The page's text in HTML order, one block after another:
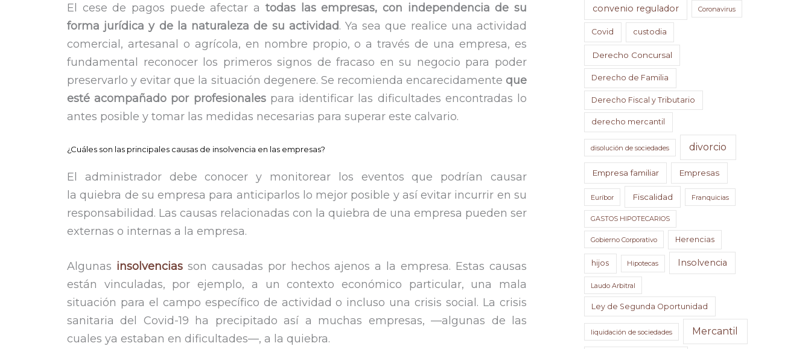
El cese de pagos puede afectar a todas las empresas, con independencia de su
forma jurídica y de la naturaleza de su actividad. Ya sea que realice una actividad
comercial, artesanal o agrícola, en nombre propio, o a través de una empresa, es
fundamental reconocer los primeros signos de fracaso en su negocio para poder
preservarlo y evitar que la situación degenere. Se recomienda encarecidamente que
esté acompañado por profesionalespara identificar las dificultades encontradas lo
antes posible y tomar las medidas necesarias para superar este calvario.
¿Cuáles son las principales causas de insolvencia en las empresas?
El administrador debe conocer y monitorear los eventos que podrían causar
la quiebra de su empresa para anticiparlos lo mejor posible y así evitar incurrir en su
responsabilidad. Las causas relacionadas con la quiebra de una empresa pueden ser
externas o internas a la empresa.
Algunas insolvenciasson causadas por hechos ajenos a la empresa. Estas causas
están vinculadas, por ejemplo, a un contexto económico particular, una mala
situación para el campo específico de actividad o incluso una crisis social. La crisis
sanitaria del Covid-19 ha precipitado así a muchas empresas, —algunas de las
cuales ya estaban en dificultades—, a la quiebra.
convenio regulador Coronavirus
Covid custodia
Derecho Concursal
Derecho de Familia
Derecho Fiscal y Tributario
derecho mercantil
disolución de sociedades divorcio
Empresa familiar Empresas
Euríbor Fiscalidad Franquicias
GASTOS HIPOTECARIOS
Gobierno Corporativo Herencias
hijos Hipotecas Insolvencia
Laudo Arbitral
Ley de Segunda Oportunidad
liquidación de sociedades Mercantil